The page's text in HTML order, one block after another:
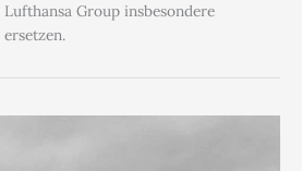
Group insbesondere